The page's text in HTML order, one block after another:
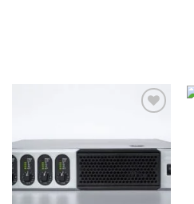
Add to
wishlist